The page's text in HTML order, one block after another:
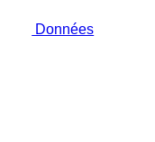
Données